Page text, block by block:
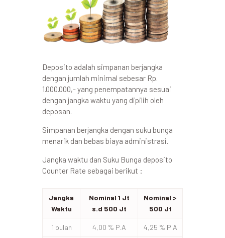
Deposito adalah simpanan berjangka
dengan jumlah minimal sebesar Rp.
1.000.000,- yang penempatannya sesuai
dengan jangka waktu yang dipilih oleh
deposan.
Simpanan berjangka dengan suku bunga
menarik dan bebas biaya administrasi.
Jangka waktu dan Suku Bunga deposito
Counter Rate sebagai berikut :
Jangka
Waktu
Nominal 1 Jt
s.d 500 Jt
Nominal >
500 Jt
1 bulan 4,00 % P.A 4,25 % P.A